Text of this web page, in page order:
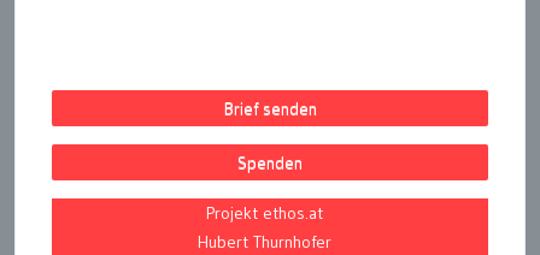
Brief senden
Spenden
Projekt ethos.at
Hubert Thurnhofer